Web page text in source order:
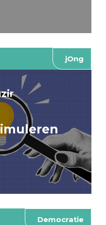
jOng
Democratie